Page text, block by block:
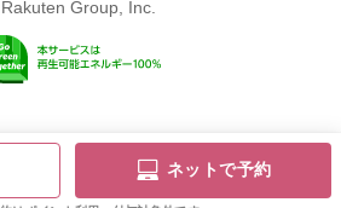
ネットで予約
Group, Inc.